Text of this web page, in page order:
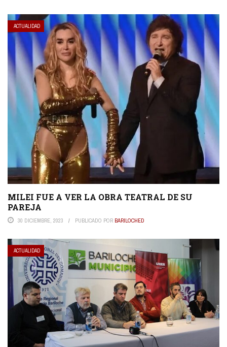
ACTUALIDAD
MILEI FUE A VER LA OBRA TEATRAL DE SU
PAREJA
30 DICIEMBRE, 2023 PUBLICADO POR BARILOCHED
ACTUALIDAD